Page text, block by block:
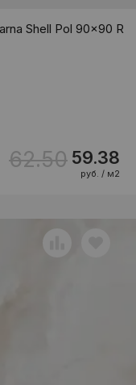
Shell Pol 90x90 R
62.50 59.38
руб. / м2